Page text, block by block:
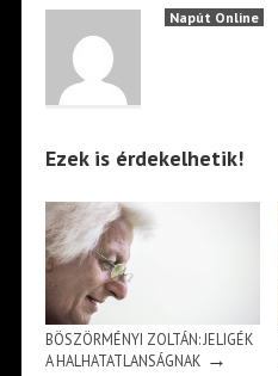
Napút Online
Ezek is érdekelhetik!
BÖSZÖRMÉNYI ZOLTÁN: JELIGÉK
A HALHATATLANSÁGNAK→